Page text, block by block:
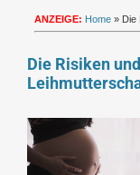
ANZEIGE: Home » Die
Die Risiken
Zeige
grösseres
Bild